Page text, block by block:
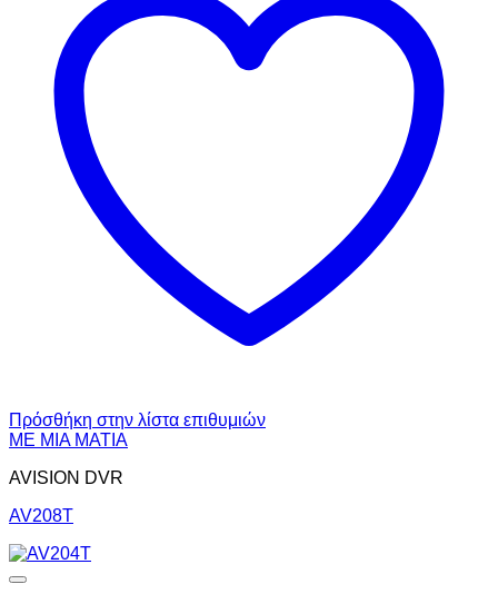
Πρόσθήκη στην λίστα επιθυμιών
ΜΕ ΜΙΑ ΜΑΤΙΑ
AVISION DVR
AV208T